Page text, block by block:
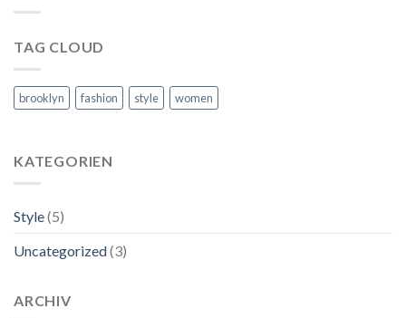
TAG CLOUD
brooklyn fashion style women
KATEGORIEN
Style(5)
Uncategorized(3)
ARCHIV